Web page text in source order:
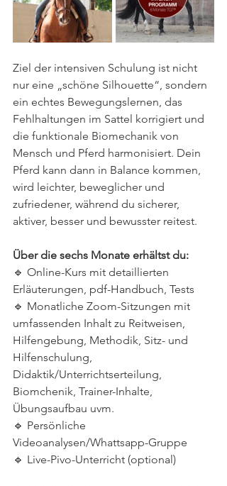
Ziel der intensiven Schulung ist nicht
nur eine „schöne Silhouette“, sondern
ein echtes Bewegungslernen, das
Fehlhaltungen im Sattel korrigiert und
die funktionale Biomechanik von
Mensch und Pferd harmonisiert. Dein
Pferd kann dann in Balance kommen,
wird leichter, beweglicher und
zufriedener, während du sicherer,
aktiver, besser und bewusster reitest.
Über die sechs Monate erhältst du:
🔹 Online-Kurs mit detaillierten
Erläuterungen, pdf-Handbuch, Tests
🔹 Monatliche Zoom-Sitzungen mit
umfassenden Inhalt zu Reitweisen,
Hilfengebung, Methodik, Sitz- und
Hilfenschulung,
Didaktik/Unterrichtserteilung,
Biomchenik, Trainer-Inhalte,
Übungsaufbau uvm.
🔹 Persönliche
Videoanalysen/Whattsapp-Gruppe
🔹 Live-Pivo-Unterricht (optional)